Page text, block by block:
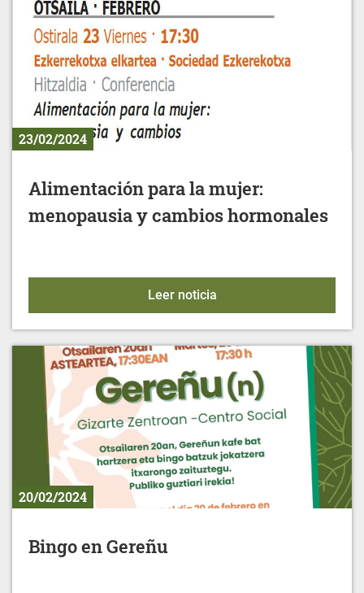
23/02/2024
Alimentación para la mujer:
menopausia y cambios hormonales
Leer noticiaAlimentación para la
20/02/2024
Bingo en Gereñu